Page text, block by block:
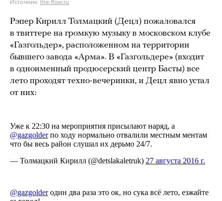
Источник: the-flow.ru
Рэпер Кирилл Толмацкий (Децл) пожаловался
в твиттере на громкую музыку в московском клубе
«Газгольдер», расположенном на территории
бывшего завода «Арма». В «Газгольдере» (входит
в одноименный продюсерский центр Басты) все
лето проходят техно-вечеринки, и Децл явно устал
от них: